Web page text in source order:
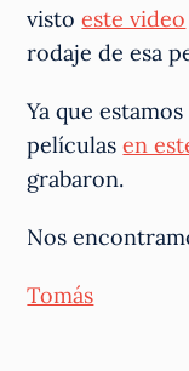
vistoeste video
rodaje de esa
Ya que
películasen
grabaron.
Nos
Tomás